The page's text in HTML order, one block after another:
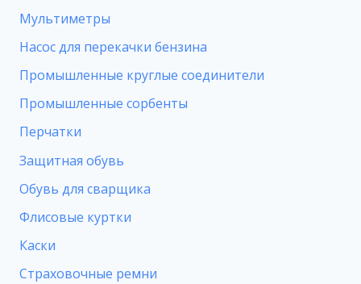
Мультиметры
Насос для перекачки бензина
Промышленные круглые соединители
Промышленные сорбенты
Перчатки
Защитная обувь
Обувь для сварщика
Флисовые куртки
Каски
Страховочные ремни